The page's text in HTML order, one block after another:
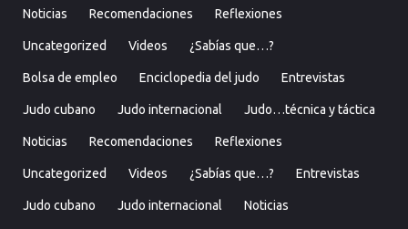
Noticias Recomendaciones Reflexiones
Uncategorized Videos ¿Sabías que…?
Bolsa de empleo Enciclopedia del judo Entrevistas
Judo cubano Judo internacional Judo…técnica y táctica
Noticias Recomendaciones Reflexiones
Uncategorized Videos ¿Sabías que…? Entrevistas
Judo cubano Judo internacional Noticias